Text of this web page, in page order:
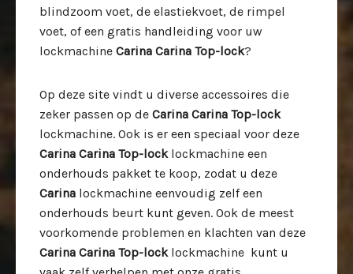
blindzoom voet, de elastiekvoet, de rimpel
voet, of een gratis handleiding voor uw
lockmachine Carina Carina Top-lock?
Op deze site vindt u diverse accessoires die
zeker passen op de Carina Carina Top-lock
lockmachine. Ook is er een speciaal voor deze
Carina Carina Top-locklockmachine een
onderhouds pakket te koop, zodat u deze
Carina lockmachine eenvoudig zelf een
onderhouds beurt kunt geven. Ook de meest
voorkomende problemen en klachten van deze
Carina Carina Top-locklockmachine kunt u